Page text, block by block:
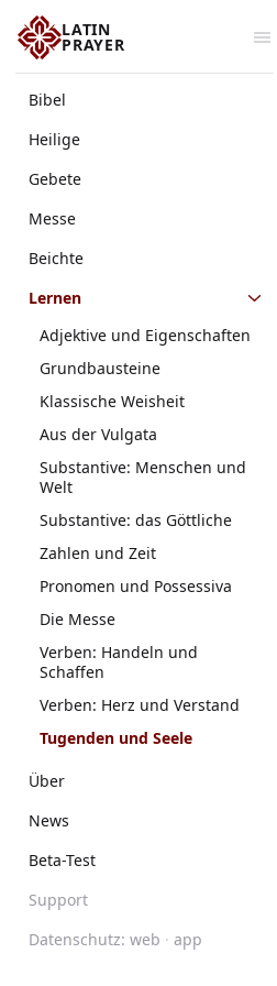
LATIN
PRAYER
Bibel
Heilige
Gebete
Messe
Beichte
Lernen
Adjektive und Eigenschaften
Grundbausteine
Klassische Weisheit
Aus der Vulgata
Substantive: Menschen und
Welt
Substantive: das Göttliche
Zahlen und Zeit
Pronomen und Possessiva
Die Messe
Verben: Handeln und
Schaffen
Verben: Herz und Verstand
Tugenden und Seele
Über
News
Beta-Test
Support
Datenschutz: web · app